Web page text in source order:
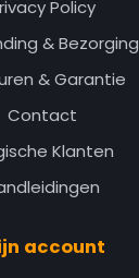
Policy
& Bezorging
& Garantie
Contact
Klanten
account